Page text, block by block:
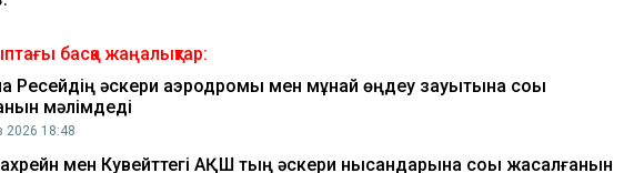
басқа жаңалықтар:
Ресейдің әскери аэродромы мен мұнай өңдеу зауытына соққы
мәлімдеді
2026 18:48
мен Кувейттегі АҚШ тың әскери нысандарына соққы жасалғанын